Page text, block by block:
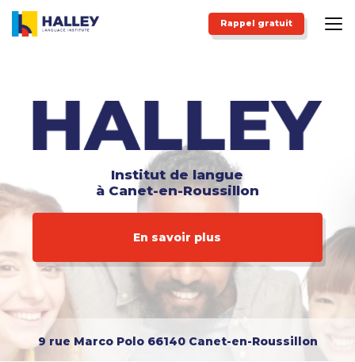
contenu
Rappel gratuit
Institut de langue
à Canet-en-Roussillon
En savoir plus
9 rue Marco Polo 66140 Canet-en-Roussillon